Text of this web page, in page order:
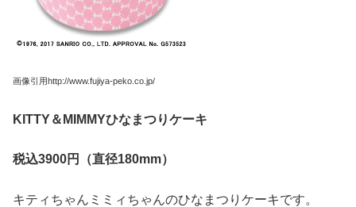
画像引用http://www.fujiya-peko.co.jp/
KITTY＆MIMMYひなまつりケーキ
税込3900円（直径180mm）
キティちゃんミミィちゃんのひなまつりケーキです。